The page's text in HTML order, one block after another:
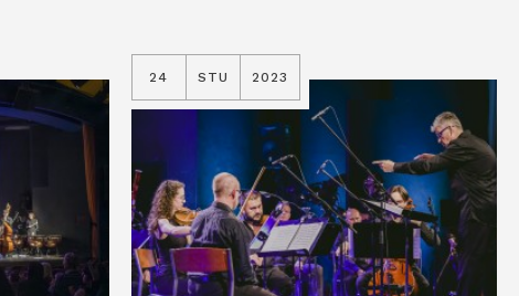
24 STU 2023